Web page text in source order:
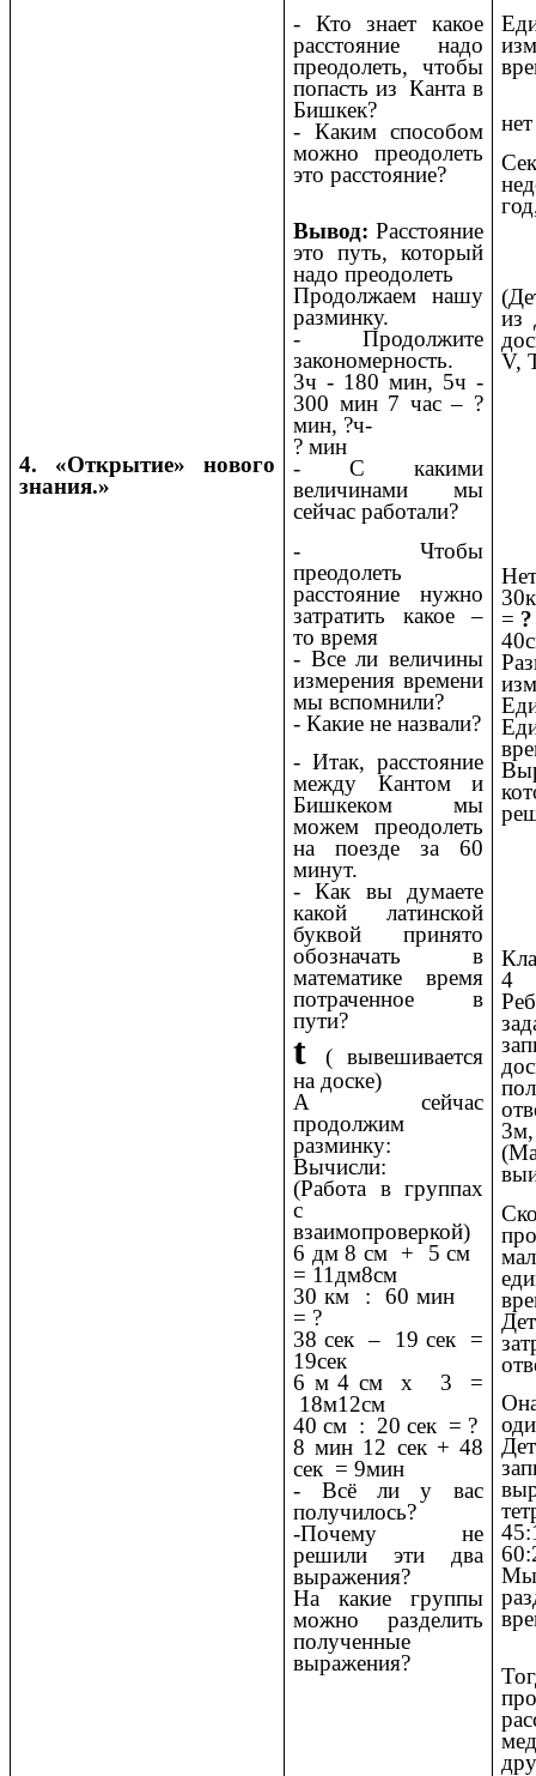
4. «Открытие» нового
знания.»
- Кто знает какое
расстояние надо
преодолеть, чтобы
попасть из Канта в
Бишкек?
- Каким способом
можно преодолеть
это расстояние?
Вывод: Расстояние
это путь, который
надо преодолеть
Продолжаем нашу
разминку.
- Продолжите
закономерность.
3ч - 180 мин, 5ч -
300 мин 7 час – ?
мин, ?ч-
? мин
- С какими
величинами мы
сейчас работали?
- Чтобы
преодолеть
расстояние нужно
затратить какое –
то время
- Все ли величины
измерения времени
мы вспомнили?
- Какие не назвали?
- Итак, расстояние
между Кантом и
Бишкеком мы
можем преодолеть
на поезде за 60
минут.
- Как вы думаете
какой латинской
буквой принято
обозначать в
математике время
потраченное в
пути?
t ( вывешивается
на доске)
А сейчас
продолжим
разминку:
Вычисли:
(Работа в группах
с
взаимопроверкой)
6 дм 8 см + 5 см
= 11дм8см
30 км : 60 мин
= ?
38 сек – 19 сек =
19сек
6 м 4 см х 3 =
18м12см
40 см : 20 сек = ?
8 мин 12 сек + 48
сек = 9мин
- Всё ли у вас
получилось?
-Почему не
решили эти два
выражения?
На какие группы
можно разделить
полученные
выражения?
нет
из
V,
= ?
4
Мы